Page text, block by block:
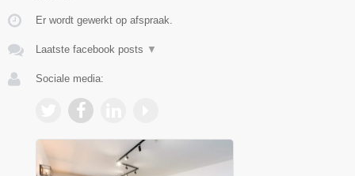
Er wordt gewerkt op afspraak.
Laatste facebook posts ▼
Sociale media: